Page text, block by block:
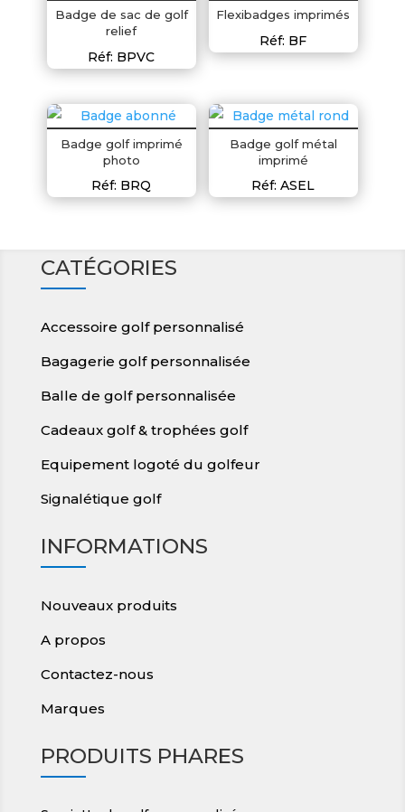
Badge de sac de golf
relief
Réf: BPVC
Flexibadges imprimés
Réf: BF
Badge golf imprimé
photo
Réf: BRQ
Badge golf métal
imprimé
Réf: ASEL
CATÉGORIES
Accessoire golf personnalisé
Bagagerie golf personnalisée
Balle de golf personnalisée
Cadeaux golf & trophées golf
Equipement logoté du golfeur
Signalétique golf
INFORMATIONS
Nouveaux produits
A propos
Contactez-nous
Marques
PRODUITS PHARES